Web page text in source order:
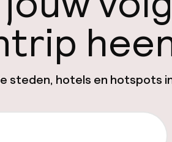
steden, hotels en hotspots